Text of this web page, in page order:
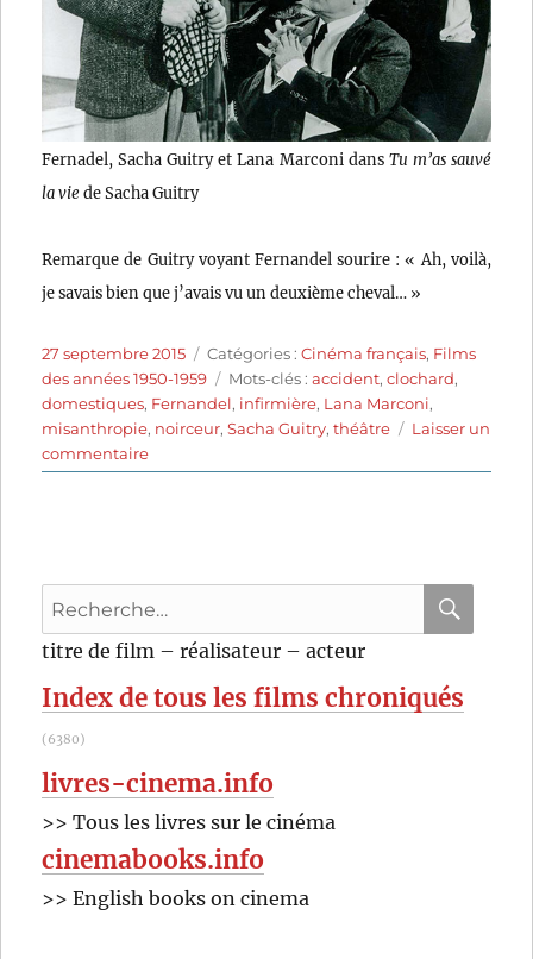
Fernadel, Sacha Guitry et Lana Marconi dans Tu m’as sauvé
la viede Sacha Guitry
Remarque de Guitry voyant Fernandel sourire : « Ah, voilà,
je savais bien que j’avais vu un deuxième cheval… »
Publié
le
27 septembre 2015 Catégories
Catégories :Cinéma français, Films
des années 1950-1959
Étiquettes
Mots-clés :accident,clochard,
domestiques, Fernandel, infirmière, Lana Marconi,
misanthropie, noirceur,Sacha Guitry,théâtre
Laisser un
commentairesur
Tu
(1950)
Sacha
Recherche
pour
titre de film – réalisateur – acteur
Index de tous les films chroniqués
(6380)
livres-cinema.info
>> Tous les livres sur le cinéma
cinemabooks.info
>> English books on cinema